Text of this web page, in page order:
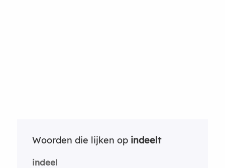
Woorden die lijken op indeelt
indeel